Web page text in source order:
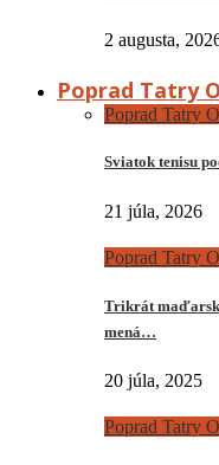
2 augusta,
Poprad Tatry
Poprad Tatry
Sviatok tenisu
21 júla, 2026
Poprad Tatry
Trikrát
mená…
20 júla, 2025
Poprad Tatry